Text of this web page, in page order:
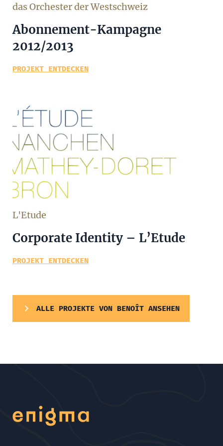
das Orchester der Westschweiz
Abonnement-Kampagne
2012/2013
PROJEKT ENTDECKEN
L'Etude
Corporate Identity – L’Etude
PROJEKT ENTDECKEN
ALLE PROJEKTE VON BENOÎT ANSEHEN